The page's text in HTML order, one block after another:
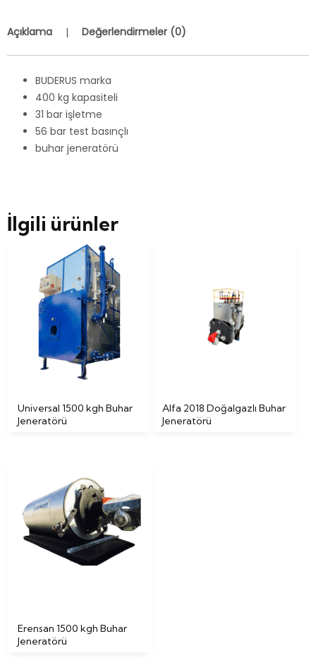
Açıklama Değerlendirmeler (0)
BUDERUS marka
400 kg kapasiteli
31 bar işletme
56 bar test basınçlı
buhar jeneratörü
İlgili ürünler
Universal 1500 kgh Buhar
Jeneratörü
Alfa 2018 Doğalgazlı Buhar
Jeneratörü
Erensan 1500 kgh Buhar
Jeneratörü